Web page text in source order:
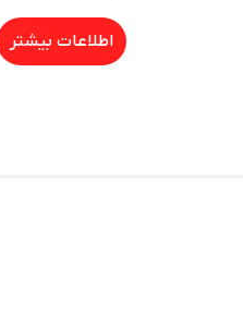
اطلاعات بیشتر